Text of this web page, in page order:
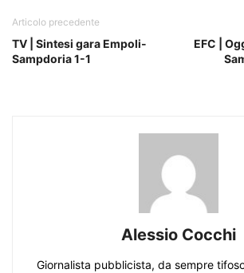
Articolo precedente
TV | Sintesi gara Empoli-
Sampdoria 1-1
EFC |
Alessio Cocchi
Giornalista pubblicista, da sempre